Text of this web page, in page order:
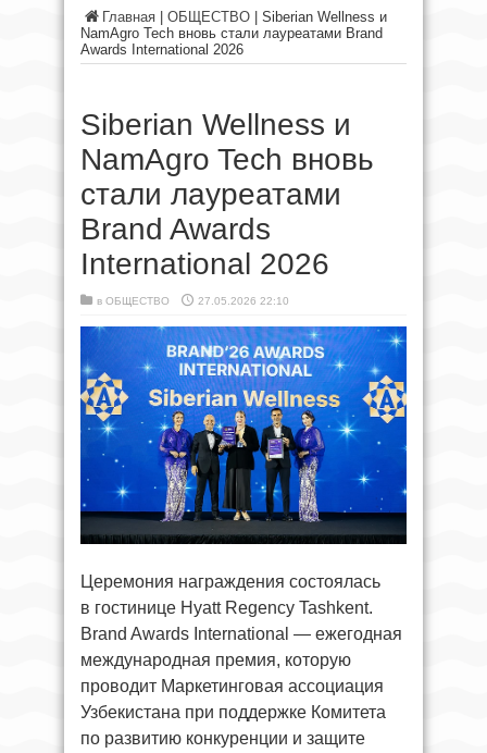
Главная ОБЩЕСТВО
Siberian Wellness и
NamAgro Tech вновь стали лауреатами Brand
Awards International 2026
Siberian Wellness и
NamAgro Tech вновь
стали лауреатами
Brand Awards
International 2026
в ОБЩЕСТВО 27.05.2026 22:10
Церемония награждения состоялась
в гостинице Hyatt Regency Tashkent.
Brand Awards International — ежегодная
международная премия, которую
проводит Маркетинговая ассоциация
Узбекистана при поддержке Комитета
по развитию конкуренции и защите